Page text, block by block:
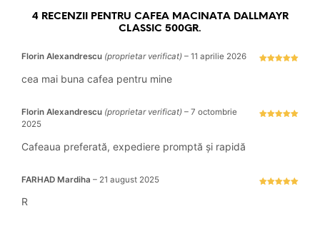
4 RECENZII PENTRU CAFEA MACINATA DALLMAYR
CLASSIC 500GR.
Florin Alexandrescu (proprietar verificat) – 11 aprilie 2026
cea mai buna cafea pentru mine
Florin Alexandrescu (proprietar verificat) – 7 octombrie
2025
Cafeaua preferată, expediere promptă și rapidă
FARHAD Mardiha – 21 august 2025
R